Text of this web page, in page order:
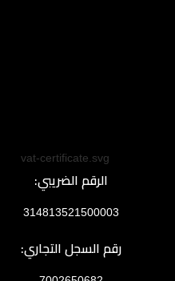
الرقم الضريبي:
314813521500003
رقم السجل التجاري: